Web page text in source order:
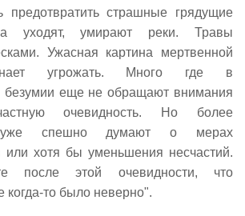
предотвратить страшные грядущие
уходят, умирают реки. Травы
Ужасная картина мертвенной
угрожать. Много где в
безумии еще не обращают внимания
очевидность. Но более
уже спешно думают о мерах
или хотя бы уменьшения несчастий.
после этой очевидности, что
когда-то было неверно".